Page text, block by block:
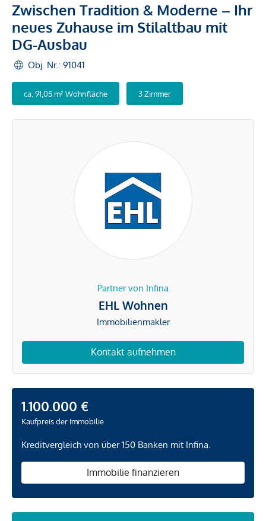
Zwischen Tradition & Moderne – Ihr
neues Zuhause im Stilaltbau mit
DG-Ausbau
Obj. Nr.: 91041
ca. 91,05 m² Wohnfläche 3 Zimmer
Partner von Infina
EHL Wohnen
Immobilienmakler
Kontakt aufnehmen
1.100.000 €
Kaufpreis der Immobilie
Kreditvergleich von über 150 Banken mit Infina.
Immobilie finanzieren